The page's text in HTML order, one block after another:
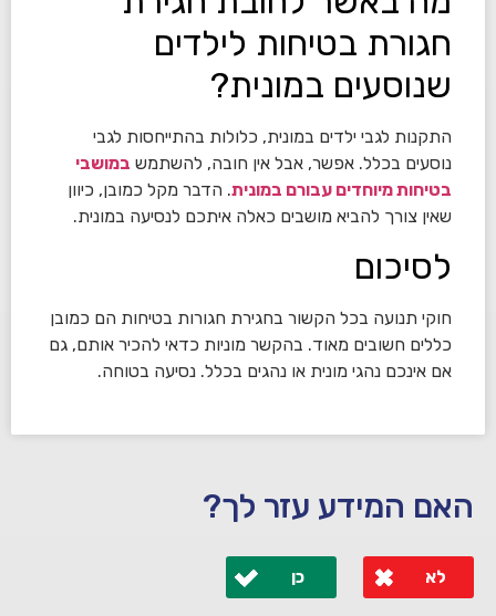
חגורת בטיחות לילדים
שנוסעים במונית?
התקנות לגבי ילדים במונית, כלולות בהתייחסות לגבי
נוסעים בכלל. אפשר, אבל אין חובה, להשתמש במושבי
בטיחות מיוחדים עבורם במונית. הדבר מקל כמובן, כיוון
שאין צורך להביא מושבים כאלה איתכם לנסיעה במונית.
לסיכום
חוקי תנועה בכל הקשור בחגירת חגורות בטיחות הם כמובן
כללים חשובים מאוד. בהקשר מוניות כדאי להכיר אותם, גם
אם אינכם נהגי מונית או נהגים בכלל. נסיעה בטוחה.
האם המידע עזר לך?
לא כן